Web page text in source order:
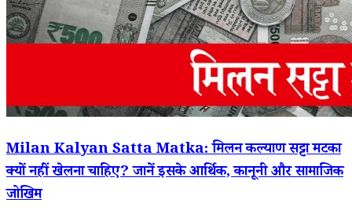
Milan Kalyan Satta Matka: मिलन कल्याण सट्टा मटका
क्यों नहीं खेलना चाहिए? जानें इसके आर्थिक, कानूनी और सामाजिक
जोखिम